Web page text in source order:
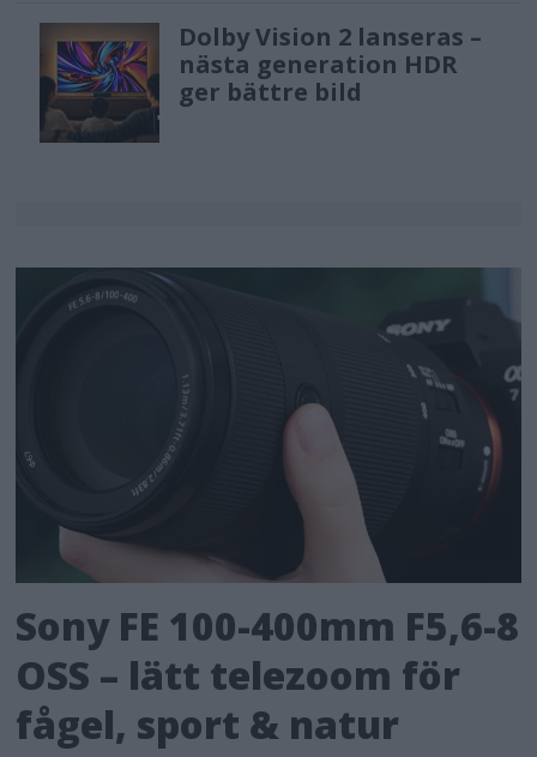
Dolby Vision 2 lanseras –
nästa generation HDR
ger bättre bild
Sony FE 100-400mm F5,6-8
OSS – lätt telezoom för
fågel, sport & natur